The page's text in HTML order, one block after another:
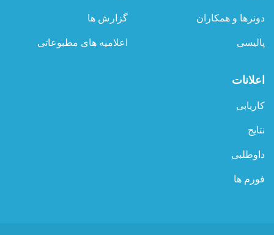
دونرها و همکاران
پالیسی
گزارش ها
اعلامیه های مطبوعاتی
اعلانات
کاریابی
نتایج
داوطلبی
فورم ها